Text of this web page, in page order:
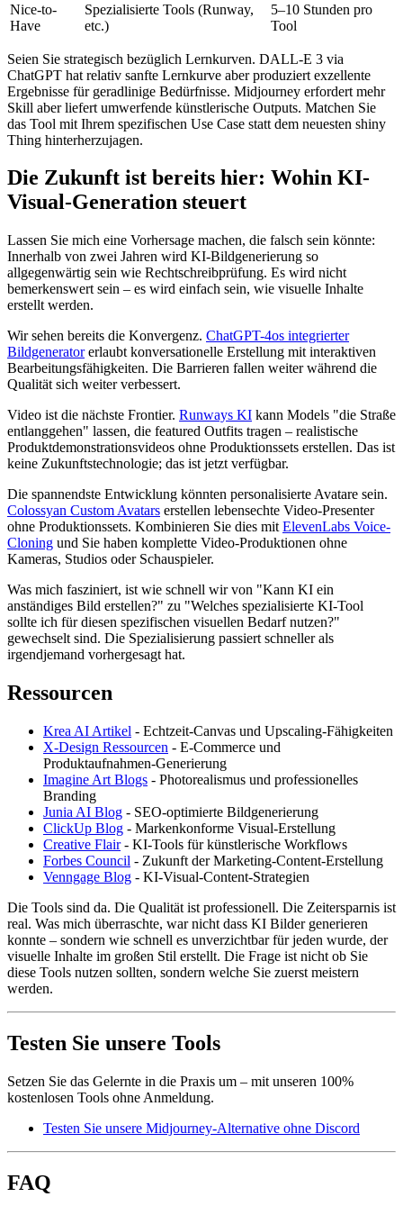
Nice-to-
Have
Spezialisierte Tools (Runway,
etc.)
5–10 Stunden pro
Tool
Seien Sie strategisch bezüglich Lernkurven. DALL-E 3 via
ChatGPT hat relativ sanfte Lernkurve aber produziert exzellente
Ergebnisse für geradlinige Bedürfnisse. Midjourney erfordert mehr
Skill aber liefert umwerfende künstlerische Outputs. Matchen Sie
das Tool mit Ihrem spezifischen Use Case statt dem neuesten shiny
Thing hinterherzujagen.
Die Zukunft ist bereits hier: Wohin KI-
Visual-Generation steuert
Lassen Sie mich eine Vorhersage machen, die falsch sein könnte:
Innerhalb von zwei Jahren wird KI-Bildgenerierung so
allgegenwärtig sein wie Rechtschreibprüfung. Es wird nicht
bemerkenswert sein – es wird einfach sein, wie visuelle Inhalte
erstellt werden.
Wir sehen bereits die Konvergenz. ChatGPT-4os integrierter
Bildgeneratorerlaubt konversationelle Erstellung mit interaktiven
Bearbeitungsfähigkeiten. Die Barrieren fallen weiter während die
Qualität sich weiter verbessert.
Video ist die nächste Frontier. Runways KI kann Models "die Straße
entlanggehen" lassen, die featured Outfits tragen – realistische
Produktdemonstrationsvideos ohne Produktionssets erstellen. Das ist
keine Zukunftstechnologie; das ist jetzt verfügbar.
Die spannendste Entwicklung könnten personalisierte Avatare sein.
Colossyan Custom Avatars erstellen lebensechte Video-Presenter
ohne Produktionssets. Kombinieren Sie dies mit ElevenLabs Voice-
Cloning und Sie haben komplette Video-Produktionen ohne
Kameras, Studios oder Schauspieler.
Was mich fasziniert, ist wie schnell wir von "Kann KI ein
anständiges Bild erstellen?" zu "Welches spezialisierte KI-Tool
sollte ich für diesen spezifischen visuellen Bedarf nutzen?"
gewechselt sind. Die Spezialisierung passiert schneller als
irgendjemand vorhergesagt hat.
Ressourcen
Krea AI Artikel - Echtzeit-Canvas und Upscaling-Fähigkeiten
X-Design Ressourcen - E-Commerce und
Produktaufnahmen-Generierung
Imagine Art Blogs - Photorealismus und professionelles
Branding
Junia AI Blog - SEO-optimierte Bildgenerierung
ClickUp Blog - Markenkonforme Visual-Erstellung
Creative Flair- KI-Tools für künstlerische Workflows
Forbes Council - Zukunft der Marketing-Content-Erstellung
Venngage Blog - KI-Visual-Content-Strategien
Die Tools sind da. Die Qualität ist professionell. Die Zeitersparnis ist
real. Was mich überraschte, war nicht dass KI Bilder generieren
konnte – sondern wie schnell es unverzichtbar für jeden wurde, der
visuelle Inhalte im großen Stil erstellt. Die Frage ist nicht ob Sie
diese Tools nutzen sollten, sondern welche Sie zuerst meistern
werden.
Testen Sie unsere Tools
Setzen Sie das Gelernte in die Praxis um – mit unseren 100%
kostenlosen Tools ohne Anmeldung.
Testen Sie unsere Midjourney-Alternative ohne Discord
FAQ